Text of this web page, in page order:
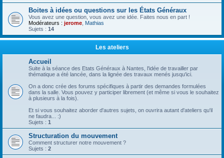
Boites à idées ou questions sur les États Généraux
Vous avez une question, vous avez une idée. Faites nous en part !
Modérateurs : jerome Mathias
Sujets : 14
Les ateliers
Accueil
Suite à la séance des Etats Généraux à Nantes, l'idée de travailler par
thématique a été lancée, dans la lignée des travaux menés jusqu'ici.
On a donc crée des forums spécifiques à partir des demandes formulées
dans la salle. Vous pouvez y participer librement (et même si vous le souhaitez
à plusieurs à la fois).
Et si vous souhaitez aborder d'autres sujets, on ouvrira autant d'ateliers qu'il
ne faudra... :)
Sujets : 1
Structuration du mouvement
Comment structurer notre mouvement ?
Sujets : 2